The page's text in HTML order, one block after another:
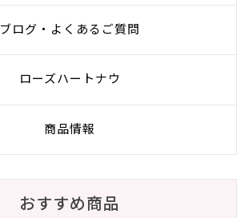
ブログ・よくあるご質問
ローズハートナウ
商品情報
おすすめ商品